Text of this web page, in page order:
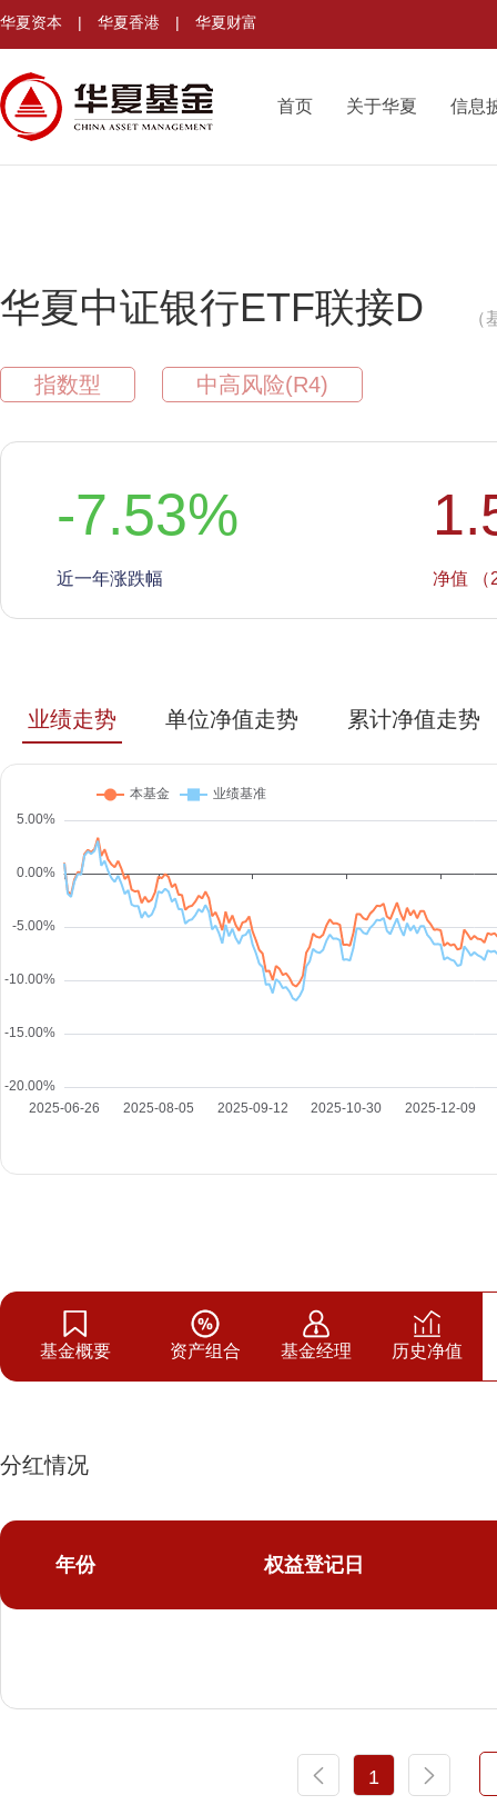
华夏资本 | 华夏香港 | 华夏财富
首页 关于华夏 信息
华夏中证银行ETF联接D
指数型 中高风险(R4)
-7.53%
近一年涨跌幅 净值 （
业绩走势 单位净值走势 累计净值走势
基金概要 资产组合 基金经理 历史净值